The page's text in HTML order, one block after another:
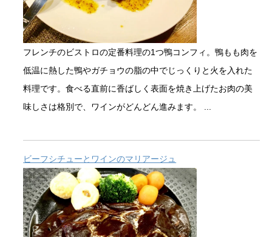
フレンチのビストロの定番料理の1つ鴨コンフィ。鴨もも肉を
低温に熱した鴨やガチョウの脂の中でじっくりと火を入れた
料理です。食べる直前に香ばしく表面を焼き上げたお肉の美
味しさは格別で、ワインがどんどん進みます。 ...
ビーフシチューとワインのマリアージュ